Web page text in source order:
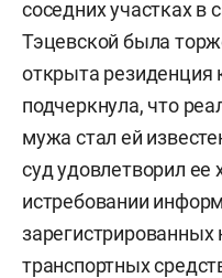
соседних участках в
Тэцевской была
открыта резиденция
подчеркнула, что
мужа стал ей
суд удовлетворил ее
истребовании
транспортных